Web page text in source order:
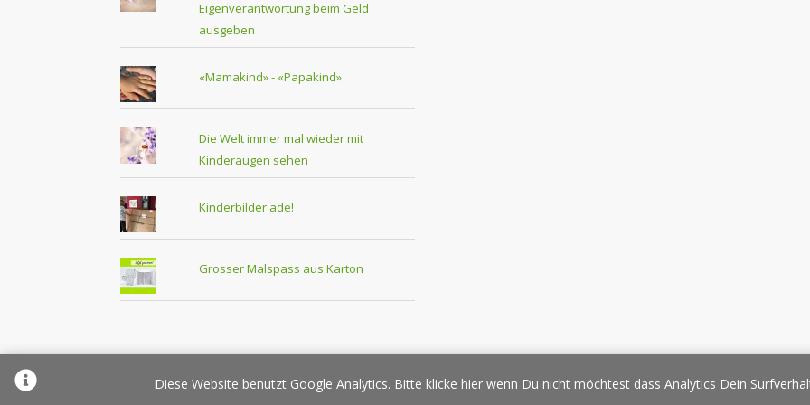
Eigenverantwortung beim Geld
ausgeben
«Mamakind» - «Papakind»
Die Welt immer mal wieder mit
Kinderaugen sehen
Kinderbilder ade!
Grosser Malspass aus Karton
Über Elternplanet Pressespiegel Werbung/Sponsoring Impressum Copyright
Diese Website benutzt Google Analytics. Bitte klicke hier wenn Du nicht möchtest dass Analytics Dein